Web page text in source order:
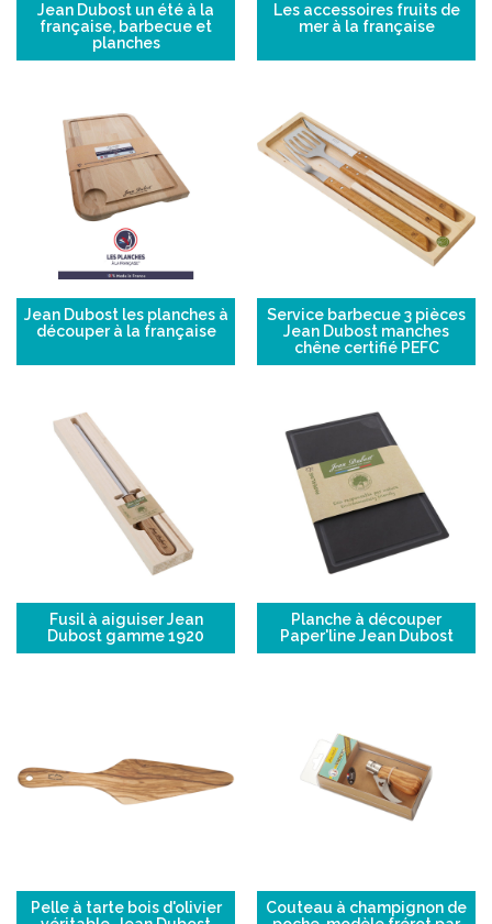
Jean Dubost un été à la
française, barbecue et
planches
Les accessoires fruits de
mer à la française
Jean Dubost les planches à
découper à la française
Service barbecue 3 pièces
Jean Dubost manches
chêne certifié PEFC
Fusil à aiguiser Jean
Dubost gamme 1920
Planche à découper
Paper'line Jean Dubost
Pelle à tarte bois d'olivier
Couteau à champignon de